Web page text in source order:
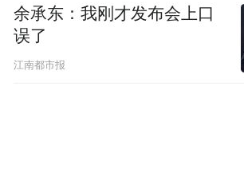
余承东：我刚才发布会上口
误了
江南都市报